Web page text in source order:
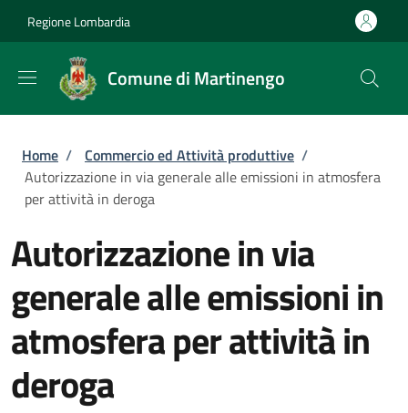
Regione Lombardia
Comune di Martinengo
Briciole di pane
Home / Commercio ed Attività produttive /
Autorizzazione in via generale alle emissioni in atmosfera
per attività in deroga
Autorizzazione in via
generale alle emissioni in
atmosfera per attività in
deroga